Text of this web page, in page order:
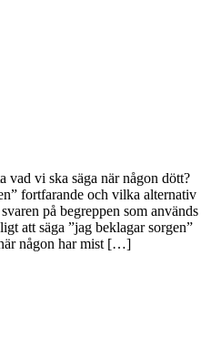
vad vi ska säga när någon dött?
fortfarande och vilka alternativ
på begreppen som används
att säga ”jag beklagar sorgen”
någon har mist […]